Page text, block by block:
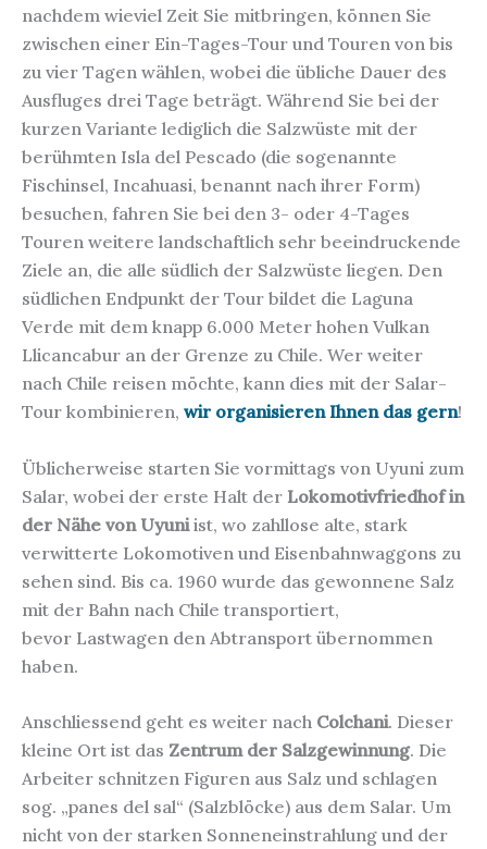
nachdem wieviel Zeit Sie mitbringen, können Sie
zwischen einer Ein-Tages-Tour und Touren von bis
zu vier Tagen wählen, wobei die übliche Dauer des
Ausfluges drei Tage beträgt. Während Sie bei der
kurzen Variante lediglich die Salzwüste mit der
berühmten Isla del Pescado (die sogenannte
Fischinsel, Incahuasi, benannt nach ihrer Form)
besuchen, fahren Sie bei den 3- oder 4-Tages
Touren weitere landschaftlich sehr beeindruckende
Ziele an, die alle südlich der Salzwüste liegen. Den
südlichen Endpunkt der Tour bildet die Laguna
Verde mit dem knapp 6.000 Meter hohen Vulkan
Llicancabur an der Grenze zu Chile. Wer weiter
nach Chile reisen möchte, kann dies mit der Salar-
Tour kombinieren, wir organisieren Ihnen das gern!
Üblicherweise starten Sie vormittags von Uyuni zum
Salar, wobei der erste Halt der Lokomotivfriedhof in
der Nähe von Uyuniist, wo zahllose alte, stark
verwitterte Lokomotiven und Eisenbahnwaggons zu
sehen sind. Bis ca. 1960 wurde das gewonnene Salz
mit der Bahn nach Chile transportiert,
bevor Lastwagen den Abtransport übernommen
haben.
Anschliessend geht es weiter nach Colchani. Dieser
kleine Ort ist das Zentrum der Salzgewinnung. Die
Arbeiter schnitzen Figuren aus Salz und schlagen
sog. „panes del sal“ (Salzblöcke) aus dem Salar. Um
nicht von der starken Sonneneinstrahlung und der